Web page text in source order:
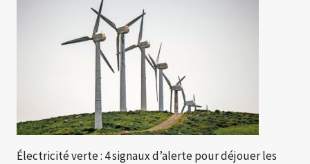
Électricité verte : 4 signaux d’alerte pour déjouer les